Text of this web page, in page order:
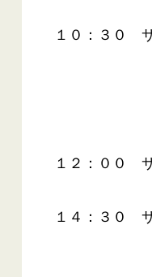
１０：３０
１２：００
１４：３０